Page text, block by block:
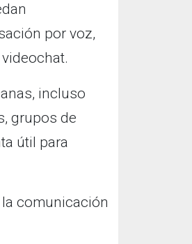
por voz,
incluso
grupos de
útil para
comunicación